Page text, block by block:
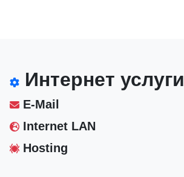
Интернет услуги
E-Mail
Internet LAN
Hosting